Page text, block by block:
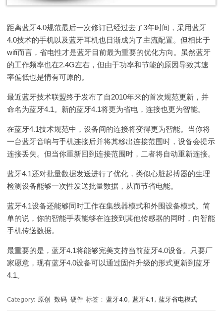
距离蓝牙4.0规范最后一次修订已经过去了3年时间，采用蓝牙
4.0技术的手机以及蓝牙耳机也日渐成为了主流配置。但相比于
wifi而言，省电性才是蓝牙目前最为重要的优化方向。虽然蓝牙
的工作频率也在2.4G左右，但由于功率和节能的原因导致其速
率偏低也是情有可原的。
最近蓝牙技术联盟终于发布了自2010年来的首次规范更新，并
命名为蓝牙4.1。新的蓝牙4.1将更为省电，连接也更为智能。
在蓝牙4.1技术规范中，设备间的连接将变得更为智能。当你将
一台蓝牙音响与手机连接后并将其移出连接范围时，设备会提示
连接丢失。但当你重新回到连接范围时，二者将自动重新连接。
蓝牙4.1还对批量数据发送进行了优化，类似心脏起搏器的生理
检测设备能够一次性发送批量数据，从而节省电能。
蓝牙4.1设备还能够同时工作在集线器模式和外围设备模式。简
单的说，你的智能手表能够在连接到其他传感器的同时，向智能
手机传送数据。
最重要的是，蓝牙4.1将能够完美支持当前蓝牙4.0设备。只要厂
家愿意，现有蓝牙4.0设备可以通过固件升级的形式更新到蓝牙
4.1。
Category: 原创 数码 硬件 标签： 蓝牙4.0, 蓝牙4.1 , 蓝牙省电模式